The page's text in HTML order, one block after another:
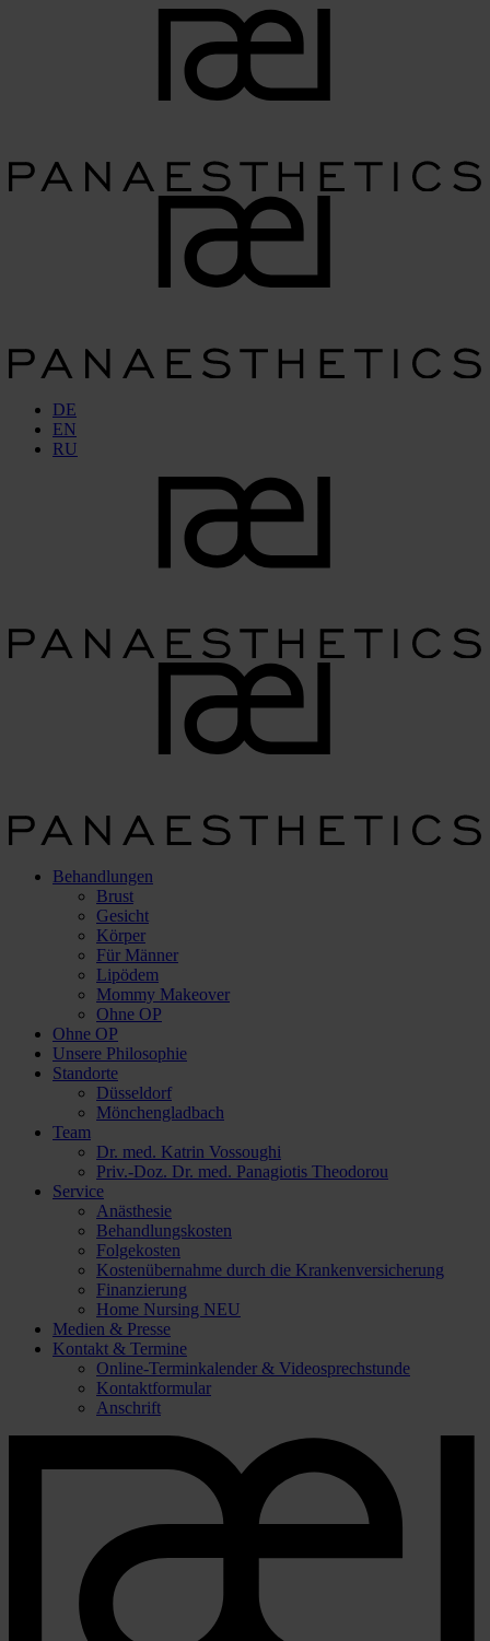
DE
EN
RU
Behandlungen
Brust
Gesicht
Körper
Für Männer
Lipödem
Mommy Makeover
Ohne OP
Ohne OP
Unsere Philosophie
Standorte
Düsseldorf
Mönchengladbach
Team
Dr. med. Katrin Vossoughi
Priv.-Doz. Dr. med. Panagiotis Theodorou
Service
Anästhesie
Behandlungskosten
Folgekosten
Kostenübernahme durch die Krankenversicherung
Finanzierung
Home Nursing NEU
Medien & Presse
Kontakt & Termine
Online-Terminkalender & Videosprechstunde
Kontaktformular
Anschrift